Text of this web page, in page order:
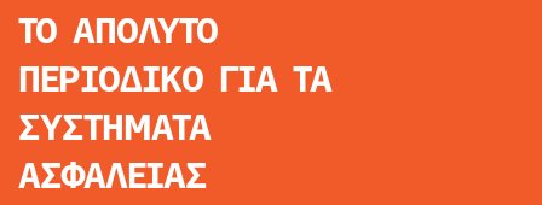
ΤΟ ΑΠΟΛΥΤΟ
ΠΕΡΙΟΔΙΚΟ ΓΙΑ ΤΑ
ΣΥΣΤΗΜΑΤΑ
ΑΣΦΑΛΕΙΑΣ